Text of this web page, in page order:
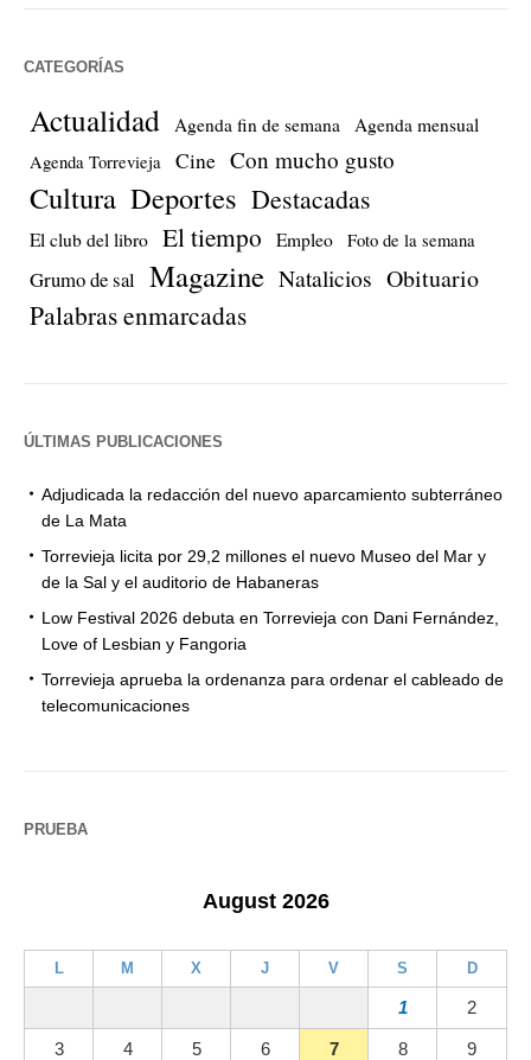
CATEGORÍAS
Actualidad Agenda fin de semana Agenda mensual
Agenda Torrevieja Cine Con mucho gusto
Cultura Deportes Destacadas
El club del libro El tiempo Empleo Foto de la semana
Grumo de sal Magazine Natalicios Obituario
Palabras enmarcadas
ÚLTIMAS PUBLICACIONES
Adjudicada la redacción del nuevo aparcamiento subterráneo
de La Mata
Torrevieja licita por 29,2 millones el nuevo Museo del Mar y
de la Sal y el auditorio de Habaneras
Low Festival 2026 debuta en Torrevieja con Dani Fernández,
Love of Lesbian y Fangoria
Torrevieja aprueba la ordenanza para ordenar el cableado de
telecomunicaciones
PRUEBA
August 2026
L M X J V S D
1 2
3 4 5 6 7 8 9